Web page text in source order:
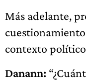
Más adelante,
contexto
Danann: